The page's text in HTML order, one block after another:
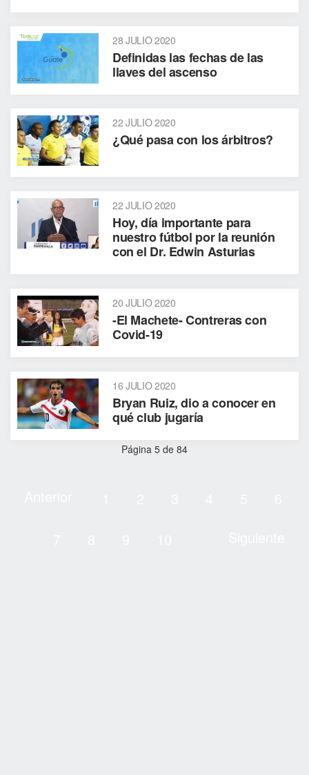
28 JULIO 2020
Definidas las fechas de las
llaves del ascenso
22 JULIO 2020
¿Qué pasa con los árbitros?
22 JULIO 2020
Hoy, día importante para
nuestro fútbol por la reunión
con el Dr. Edwin Asturias
20 JULIO 2020
-El Machete- Contreras con
Covid-19
16 JULIO 2020
Bryan Ruiz, dio a conocer en
qué club jugaría
Página 5 de 84